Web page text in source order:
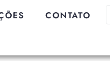
CONTATO